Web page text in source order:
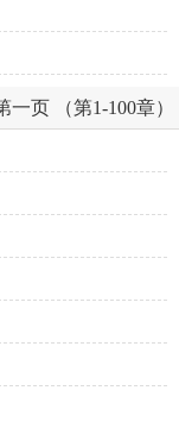
页 （第1-100章）